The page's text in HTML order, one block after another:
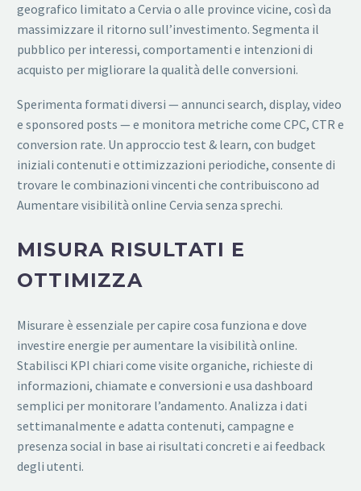
geografico limitato a Cervia o alle province vicine, così da
massimizzare il ritorno sull’investimento. Segmenta il
pubblico per interessi, comportamenti e intenzioni di
acquisto per migliorare la qualità delle conversioni.
Sperimenta formati diversi — annunci search, display, video
e sponsored posts — e monitora metriche come CPC, CTR e
conversion rate. Un approccio test & learn, con budget
iniziali contenuti e ottimizzazioni periodiche, consente di
trovare le combinazioni vincenti che contribuiscono ad
Aumentare visibilità online Cervia senza sprechi.
MISURA RISULTATI E
OTTIMIZZA
Misurare è essenziale per capire cosa funziona e dove
investire energie per aumentare la visibilità online.
Stabilisci KPI chiari come visite organiche, richieste di
informazioni, chiamate e conversioni e usa dashboard
semplici per monitorare l’andamento. Analizza i dati
settimanalmente e adatta contenuti, campagne e
presenza social in base ai risultati concreti e ai feedback
degli utenti.